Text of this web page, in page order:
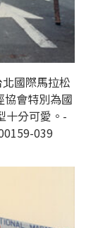
國際馬拉松
會特別為國
十分可愛。-
039